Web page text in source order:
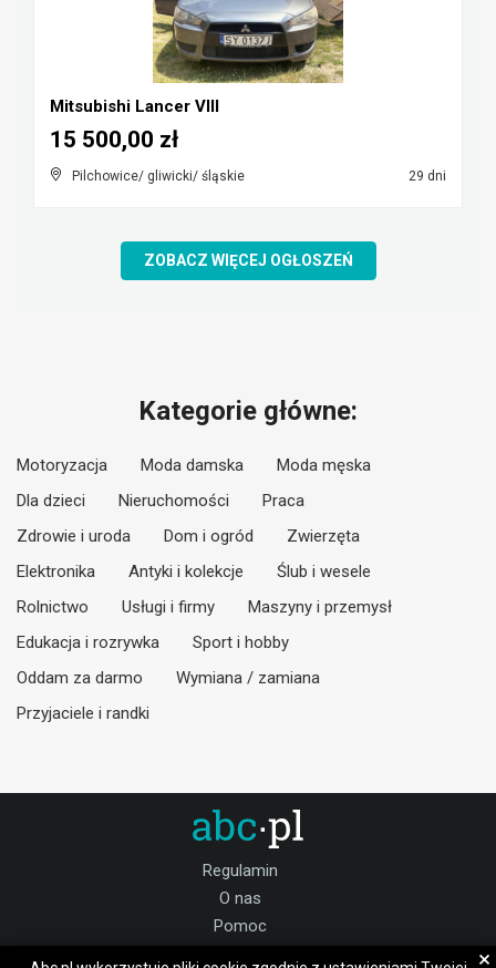
Mitsubishi Lancer VIII
Pilchowice/ gliwicki/ śląskie 29 dni
15 500,00 zł
ZOBACZ WIĘCEJ OGŁOSZEŃ
Kategorie główne:
Motoryzacja Moda damska
Moda męska
Dla dzieci
Nieruchomości
Praca
Zdrowie i uroda
Dom i ogród
Zwierzęta
Elektronika
Antyki i kolekcje
Ślub i wesele
Rolnictwo
Usługi i firmy
Maszyny i przemysł
Edukacja i rozrywka
Sport i hobby
Oddam za darmo
Wymiana / zamiana
Przyjaciele i randki
Regulamin
O nas
Pomoc
×